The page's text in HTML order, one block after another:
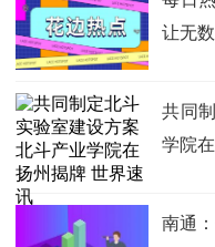
让无
共同
学院
南通